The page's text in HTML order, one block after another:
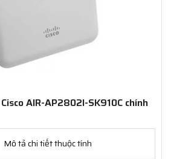
AIR-AP2802I-SK910C chính
Mô tả chi tiết thuộc tính